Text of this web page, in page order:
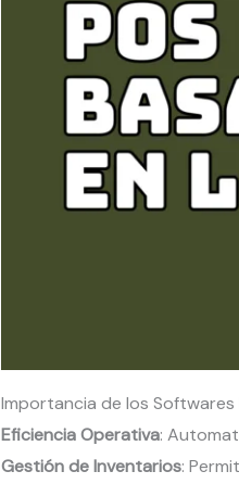
Importancia de los Softwares
Eficiencia Operativa:
Gestión de Inventarios: